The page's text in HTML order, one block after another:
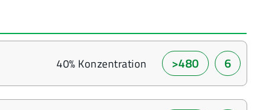
40% Konzentration >480 6